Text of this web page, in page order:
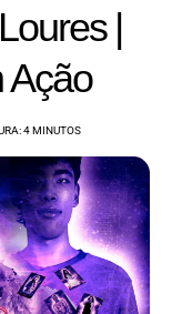
|
Ação
4 MINUTOS